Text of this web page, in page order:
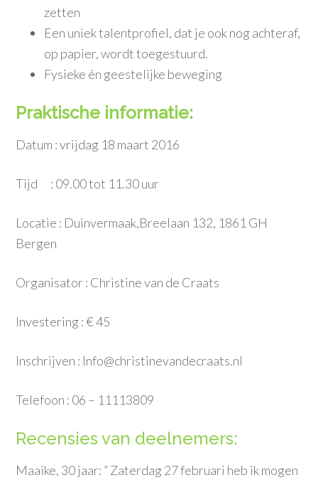
zetten
Een uniek talentprofiel, dat je ook nog achteraf,
op papier, wordt toegestuurd.
Fysieke én geestelijke beweging
Praktische informatie:
Datum : vrijdag 18 maart 2016
Tijd : 09.00 tot 11.30 uur
Locatie : Duinvermaak,Breelaan 132, 1861 GH
Bergen
Organisator : Christine van de Craats
Investering : € 45
Inschrijven : Info@christinevandecraats.nl
Telefoon : 06 – 11113809
Recensies van deelnemers:
Maaike, 30 jaar: ” Zaterdag 27 februari heb ik mogen